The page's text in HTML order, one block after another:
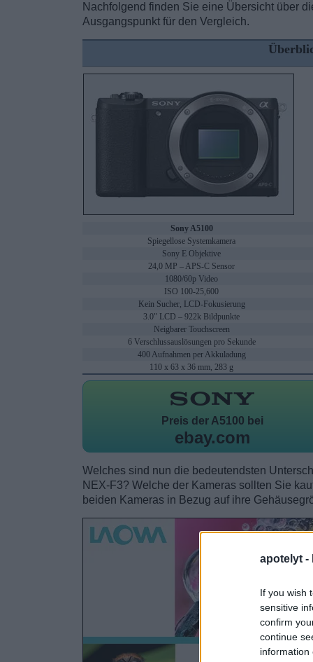
apotelyt -
If you wish
sensitive
confirm
continue
information
Nachfolgend finden Sie eine Übersicht über
Ausgangspunkt für den Vergleich.
Sony A5100
Spiegellose Systemkamera
Sony E Objektive
24,0 MP – APS-C Sensor
1080/60p Video
ISO 100-25,600
Kein Sucher, LCD-Fokusierung
3.0" LCD – 922k Bildpunkte
Neigbarer Touchscreen
6 Verschlussauslösungen pro Sekunde
400 Aufnahmen per Akkuladung
110 x 63 x 36 mm, 283 g
Preis der A5100 bei
ebay.com
Welches sind nun die bedeutendsten
NEX-F3? Welche der Kameras sollten Sie
beiden Kameras in Bezug auf ihre